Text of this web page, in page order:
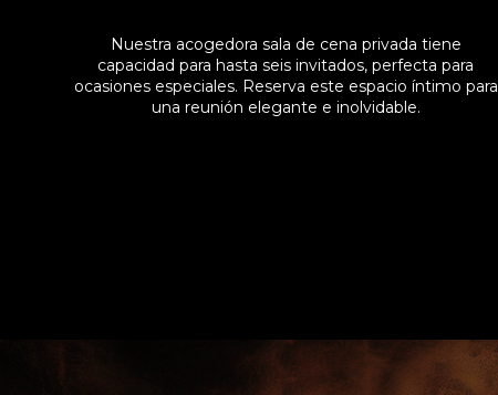
Nuestra acogedora sala de cena privada tiene
capacidad para hasta seis invitados, perfecta para
ocasiones especiales. Reserva este espacio íntimo para
una reunión elegante e inolvidable.